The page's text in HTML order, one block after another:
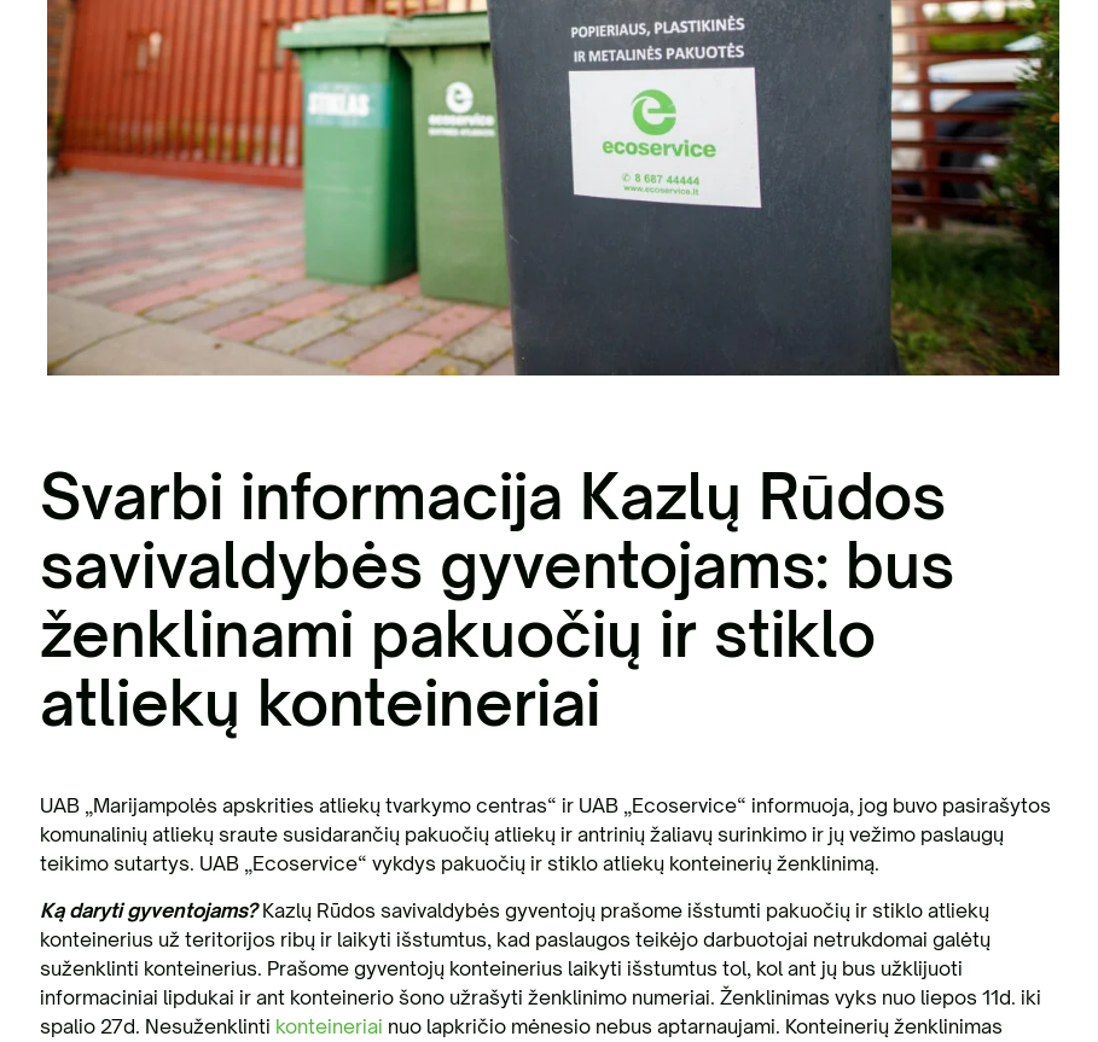
atliekų išvežimas Vilniaus mieste
Antrinių žaliavų tvarkymas
Svarbi informacija Kazlų Rūdos
savivaldybės gyventojams: bus
ženklinami pakuočių ir stiklo
atliekų konteineriai
UAB „Marijampolės apskrities atliekų tvarkymo centras“ ir UAB „Ecoservice“ informuoja, jog buvo pasirašytos
komunalinių atliekų sraute susidarančių pakuočių atliekų ir antrinių žaliavų surinkimo ir jų vežimo paslaugų
teikimo sutartys. UAB „Ecoservice“ vykdys pakuočių ir stiklo atliekų konteinerių ženklinimą.
Ką daryti gyventojams?Kazlų Rūdos savivaldybės gyventojų prašome išstumti pakuočių ir stiklo atliekų
konteinerius už teritorijos ribų ir laikyti išstumtus, kad paslaugos teikėjo darbuotojai netrukdomai galėtų
suženklinti konteinerius. Prašome gyventojų konteinerius laikyti išstumtus tol, kol ant jų bus užklijuoti
informaciniai lipdukai ir ant konteinerio šono užrašyti ženklinimo numeriai. Ženklinimas vyks nuo liepos 11d. iki
spalio 27d. Nesuženklinti konteineriai nuo lapkričio mėnesio nebus aptarnaujami. Konteinerių ženklinimas